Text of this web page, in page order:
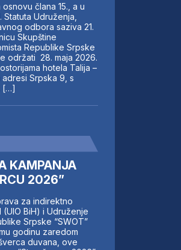
osnovu člana 15., a u
Statuta Udruženja,
odbora saziva 21.
Skupštine
Republike Srpske
održati 28. maja 2026.
hotela Talija –
adresi Srpska 9, s
[…]
KAMPANJA
2026”
za indirektno
BiH) i Udruženje
Srpske “SWOT”
godinu zaredom
duvana, ove